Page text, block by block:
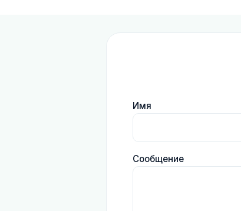
Имя
Сообщение